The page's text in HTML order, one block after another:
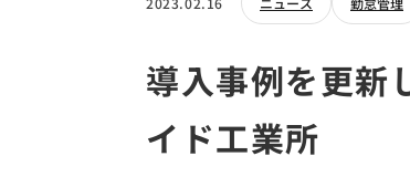
導入事例を更新
イド工業所